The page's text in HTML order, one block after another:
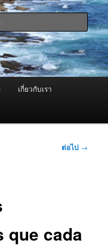
วัน Best
และ อะไหล่
วยความจริงใจ
ค้นหา
เกี่ยวกับเรา
ต่อไป →
que cada